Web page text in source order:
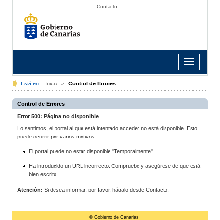
Contacto
Toggle
navigation
Está en: Inicio > Control de Errores
Control de Errores
Error 500: Página no disponible
Lo sentimos, el portal al que está intentado acceder no está disponible. Esto
puede ocurrir por varios motivos:
El portal puede no estar disponible "Temporalmente".
Ha introducido un URL incorrecto. Compruebe y asegúrese de que está
bien escrito.
Atención: Si desea informar, por favor, hágalo desde Contacto.
© Gobierno de Canarias